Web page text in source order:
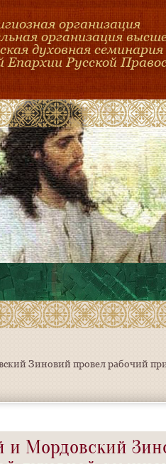
организация
организация
духовная семинария
Епархии Русской
Зиновий провел рабочий
и Мордовский